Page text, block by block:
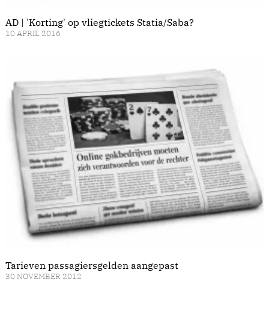
AD | 'Korting' op vliegtickets Statia/Saba?
10 APRIL 2016
Tarieven passagiersgelden aangepast
30 NOVEMBER 2012